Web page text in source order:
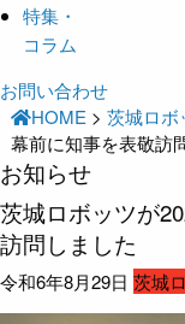
特集・
コラム
お問い合わせ
HOME >茨城ロボ
幕前に知事を表敬訪
お知らせ
茨城ロボッツが
訪問しました
令和6年8月29日 茨城